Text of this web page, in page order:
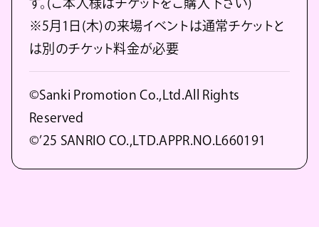
す。(ご本人様はチケットをご購入下さい)
※5月1日(木)の来場イベントは通常チケットと
は別のチケット料金が必要
©Sanki Promotion Co.,Ltd.All Rights
Reserved
©’25 SANRIO CO.,LTD.APPR.NO.L660191